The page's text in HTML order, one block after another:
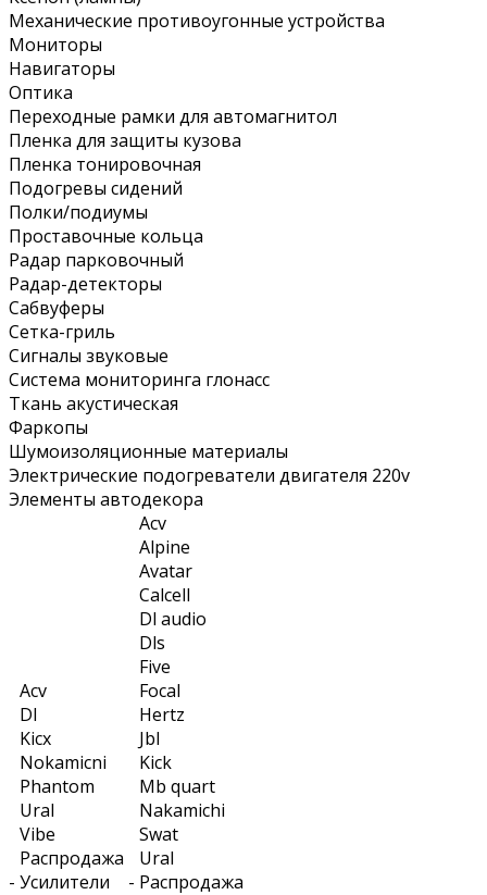
Механические противоугонные устройства
Мониторы
Навигаторы
Оптика
Переходные рамки для автомагнитол
Пленка для защиты кузова
Пленка тонировочная
Подогревы сидений
Полки/подиумы
Проставочные кольца
Радар парковочный
Радар-детекторы
Сабвуферы
Сетка-гриль
Сигналы звуковые
Система мониторинга глонасс
Ткань акустическая
Фаркопы
Шумоизоляционные материалы
Электрические подогреватели двигателя 220v
Элементы автодекора
-
Acv
Dl
Kicx
Nokamicni
Phantom
Ural
Vibe
Распродажа
Усилители
-
Acv
Alpine
Avatar
Calcell
Dl audio
Dls
Five
Focal
Hertz
Jbl
Kick
Mb quart
Nakamichi
Swat
Ural
Распродажа